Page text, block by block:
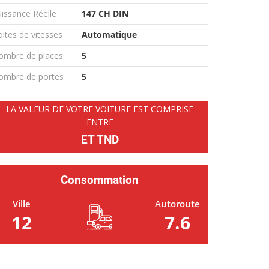
Réelle
147 CH DIN
de vitesses
Automatique
de places
5
de portes
5
LA VALEUR DE VOTRE VOITURE EST COMPRISE
ENTRE
ET TND
Consommation
Ville
12
Autoroute
7.6